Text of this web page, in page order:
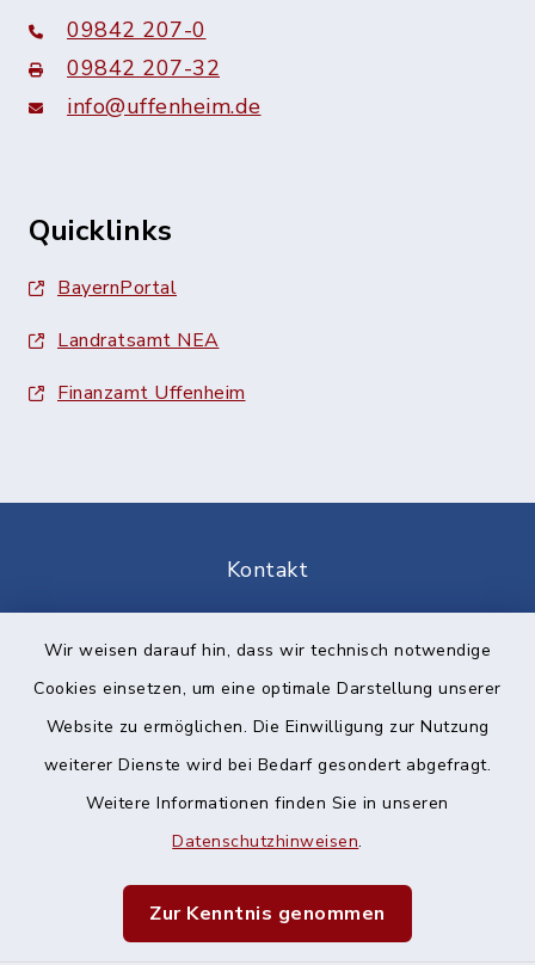
Wir weisen darauf hin, dass wir technisch notwendige
Cookies einsetzen, um eine optimale Darstellung unserer
Website zu ermöglichen. Die Einwilligung zur Nutzung
weiterer Dienste wird bei Bedarf gesondert abgefragt.
Weitere Informationen finden Sie in unseren
Datenschutzhinweisen.
Zur Kenntnis genommen
09842 207-0
09842 207-32
info@uffenheim.de
Quicklinks
BayernPortal
Landratsamt NEA
Finanzamt Uffenheim
Kontakt
Datenschutz
Impressum
Sitemap
Cookie-Einstellungen